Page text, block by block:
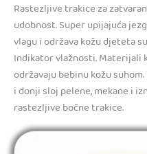
Rastezljive trakice za
udobnost. Super upijajuća
vlagu i održava kožu djeteta
Indikator vlažnosti. Materijali
održavaju bebinu kožu
i donji sloj pelene, mekane i
rastezljive bočne trakice.